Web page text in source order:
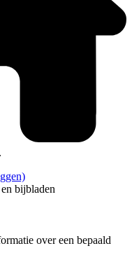
bijbladen
over een bepaald